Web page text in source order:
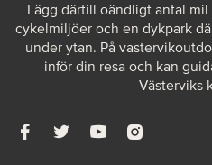
Lägg därtill oändligt antal
cykelmiljöer och en dykpark
under ytan. På
inför din resa och kan
Västerviks